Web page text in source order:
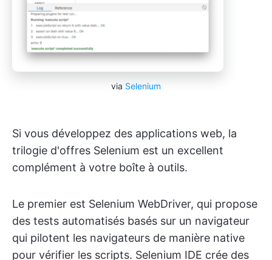
via Selenium
Si vous développez des applications web, la
trilogie d'offres Selenium est un excellent
complément à votre boîte à outils.
Le premier est Selenium WebDriver, qui propose
des tests automatisés basés sur un navigateur
qui pilotent les navigateurs de manière native
pour vérifier les scripts. Selenium IDE crée des